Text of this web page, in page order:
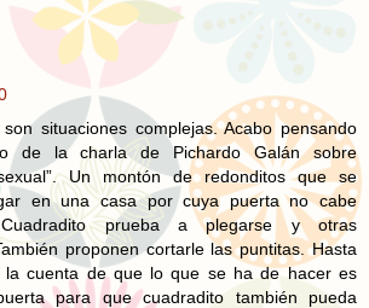
situaciones complejas. Acabo pensando
de la charla de Pichardo Galán sobre
Un montón de redonditos que se
en una casa por cuya puerta no cabe
Cuadradito prueba a plegarse y otras
proponen cortarle las puntitas. Hasta
la cuenta de que lo que se ha de hacer es
para que cuadradito también pueda